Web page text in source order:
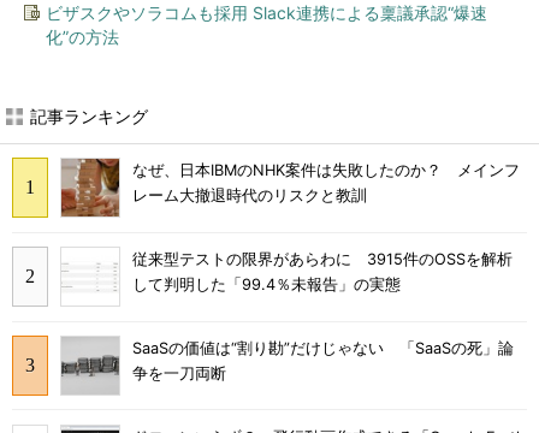
ビザスクやソラコムも採用 Slack連携による稟議承認“爆速
化”の方法
記事ランキング
なぜ、日本IBMのNHK案件は失敗したのか？ メインフ
レーム大撤退時代のリスクと教訓
従来型テストの限界があらわに 3915件のOSSを解析
して判明した「99.4％未報告」の実態
SaaSの価値は“割り勘”だけじゃない 「SaaSの死」論
争を一刀両断